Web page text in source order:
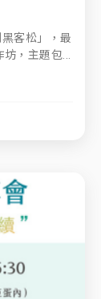
客松」，最
，主題包...